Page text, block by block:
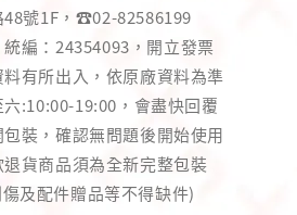
號1F，☎️02-82586199
編：24354093，開立發票
有所出入，依原廠資料為準
:10:00-19:00，會盡快回覆
裝，確認無問題後開始使用
貨商品須為全新完整包裝
及配件贈品等不得缺件)